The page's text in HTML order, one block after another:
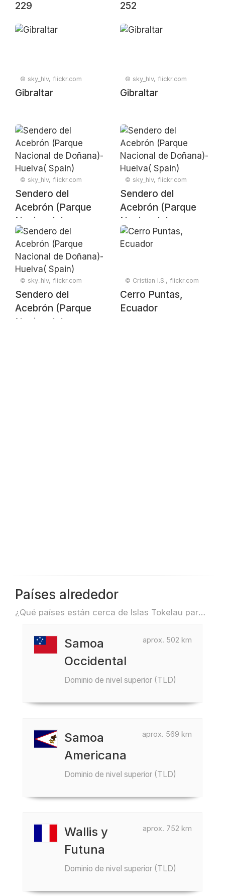
229 252
© sky_hlv, flickr.com
Gibraltar
© sky_hlv, flickr.com
Gibraltar
© sky_hlv, flickr.com
Sendero del
Acebrón (Parque
Nacional de
Doñana)- Huelva(
Spain)
© sky_hlv, flickr.com
Sendero del
Acebrón (Parque
Nacional de
Doñana)- Huelva(
Spain)
© sky_hlv, flickr.com
Sendero del
Acebrón (Parque
Nacional de
© Cristian I.S., flickr.com
Cerro Puntas,
Ecuador
Países alrededor
¿Qué países están cerca de Islas Tokelau para, por ejemplo, viajar o volar?
aprox. 502 km
Samoa
Occidental
Dominio de nivel superior (TLD)
aprox. 569 km
Samoa
Americana
Dominio de nivel superior (TLD)
aprox. 752 km
Wallis y
Futuna
Dominio de nivel superior (TLD)